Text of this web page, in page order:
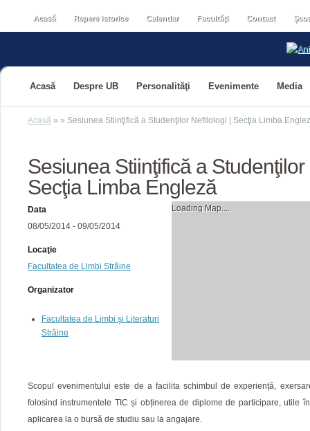
Acasă Repere istorice Calendar Facultăţi Contact
Acasă Despre UB Personalităţi Evenimente Media
Acasă » » Sesiunea Stiinţifică a Studenţilor Nefilologi | Secţia Limba
Sesiunea Stiinţifică a
Secţia Limba Engleză
Loading Map....
Data
08/05/2014 - 09/05/2014
Locaţie
Facultatea de Limbi Străine
Organizator
Facultatea de Limbi şi Literaturi
Străine
Scopul evenimentului este de a facilita schimbul de experiență,
folosind instrumentele TIC și obținerea de diplome de participare, utile
aplicarea la o bursă de studiu sau la angajare.